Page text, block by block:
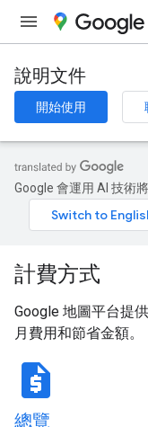
說明文件
開始使用
Google 會運用 AI 技術
計費方式
Google 地圖平台提
月費用和節省金額。
request_quote
總覽